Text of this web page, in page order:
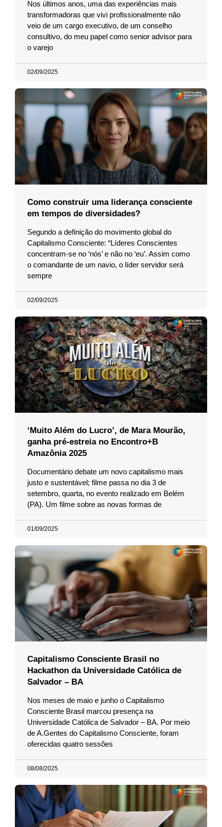
Nos últimos anos, uma das experiências mais
transformadoras que vivi profissionalmente não
veio de um cargo executivo, de um conselho
consultivo, do meu papel como senior advisor para
o varejo
02/09/2025
Como construir uma liderança consciente
em tempos de diversidades?
Segundo a definição do movimento global do
Capitalismo Consciente: “Líderes Conscientes
concentram-se no ‘nós’ e não no ‘eu’. Assim como
o comandante de um navio, o líder servidor será
sempre
02/09/2025
‘Muito Além do Lucro’, de Mara Mourão,
ganha pré-estreia no Encontro+B
Amazônia 2025
Documentário debate um novo capitalismo mais
justo e sustentável; filme passa no dia 3 de
setembro, quarta, no evento realizado em Belém
(PA). Um filme sobre as novas formas de
01/09/2025
Capitalismo Consciente Brasil no
Hackathon da Universidade Católica de
Salvador – BA
Nos meses de maio e junho o Capitalismo
Consciente Brasil marcou presença na
Universidade Católica de Salvador – BA. Por meio
de A.Gentes do Capitalismo Consciente, foram
oferecidas quatro sessões
08/08/2025